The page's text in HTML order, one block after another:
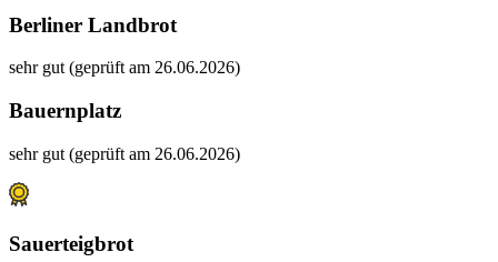
Berliner Landbrot
sehr gut (geprüft am 26.06.2026)
Bauernplatz
sehr gut (geprüft am 26.06.2026)
Sauerteigbrot